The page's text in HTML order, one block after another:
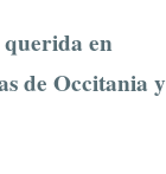
en
de Occitania y